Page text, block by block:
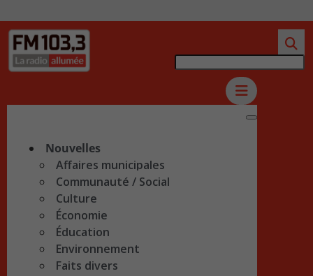
Nouvelles
Affaires municipales
Communauté / Social
Culture
Économie
Éducation
Environnement
Faits divers